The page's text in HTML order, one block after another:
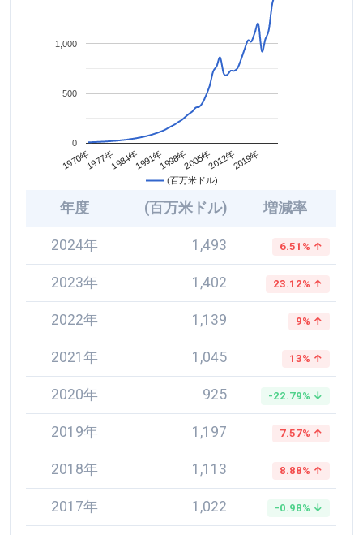
(百万米ドル)
1970年1977年1984年1991年1998年2005年2012年2019年
0
500
1,000
年度 (百万米ドル) 増減率
2024年 1,493 6.51% ↑
2023年 1,402 23.12% ↑
2022年 1,139 9% ↑
2021年 1,045 13% ↑
2020年 925 -22.79% ↓
2019年 1,197 7.57% ↑
2018年 1,113 8.88% ↑
2017年 1,022 -0.98% ↓